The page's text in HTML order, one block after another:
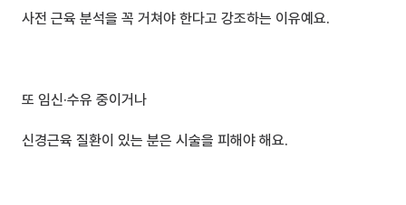
사전 근육 분석을 꼭 거쳐야 한다고 강조하는 이유예요.
또 임신·수유 중이거나
신경근육 질환이 있는 분은 시술을 피해야 해요.